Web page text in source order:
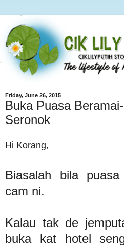
Friday, June 26, 2015
Buka Puasa
Seronok
Hi Korang,
Biasalah bila
cam ni.
Kalau tak de
buka kat hotel